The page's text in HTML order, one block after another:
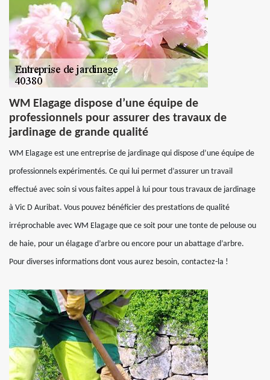
WM Elagage dispose d’une équipe de
professionnels pour assurer des travaux de
jardinage de grande qualité
WM Elagage est une entreprise de jardinage qui dispose d’une équipe de
professionnels expérimentés. Ce qui lui permet d’assurer un travail
effectué avec soin si vous faites appel à lui pour tous travaux de jardinage
à Vic D Auribat. Vous pouvez bénéficier des prestations de qualité
irréprochable avec WM Elagage que ce soit pour une tonte de pelouse ou
de haie, pour un élagage d’arbre ou encore pour un abattage d’arbre.
Pour diverses informations dont vous aurez besoin, contactez-la !